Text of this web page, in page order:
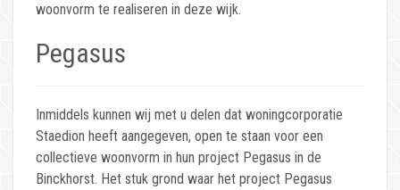
woonvorm te realiseren in deze wijk.
Pegasus
Inmiddels kunnen wij met u delen dat woningcorporatie
Staedion heeft aangegeven, open te staan voor een
collectieve woonvorm in hun project Pegasus in de
Binckhorst. Het stuk grond waar het project Pegasus